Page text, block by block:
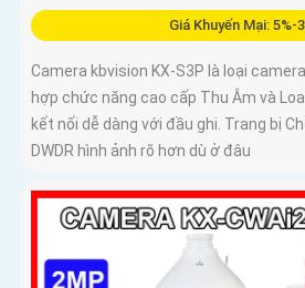
Giá Khuyến Mại: 5%-
Camera kbvision KX-S3P là loại
hợp chức năng cao cấp Thu Âm và
kết nối dễ dàng với đầu ghi. Trang bị
DWDR hình ảnh rõ hơn dù ở đâu